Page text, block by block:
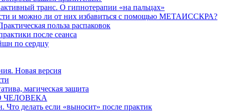
транс. О гипнотерапии «на пальцах»
и можно ли от них избавиться с помощью МЕТАИССКРА?
польза распаковок
после сеанса
по сердцу
Новая версия
магическая защита
Что делать если «выносит» после практик